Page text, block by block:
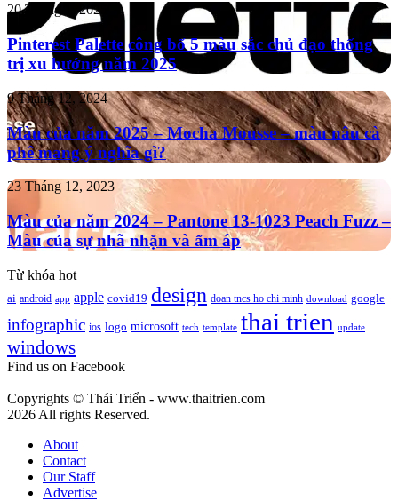
bộ
nhận
diện
thương
mới
Pinterest
Palette
công
bố
5
màu
sắc
chủ
đạo
thống
xu
năm
2025
20 Tháng 1, 2025
Pinterest Palette công bố 5 màu sắc chủ đạo thống
trị xu hướng năm 2025
Màu
của
năm
2025
–
Mocha
Mousse
màu
nâu
phê
ý
nghĩa
gì?
9 Tháng 12, 2024
Màu của năm 2025 – Mocha Mousse – màu nâu cà
phê mang ý nghĩa gì?
Màu
năm
2024
–
13-
1023
Fuzz
–
Màu
sự
nhã
23 Tháng 12, 2023
Màu của năm 2024 – Pantone 13-1023 Peach Fuzz –
Màu của sự nhã nhặn và ấm áp
Từ khóa hot
ai android app apple covid19 design doan tncs ho chi minh download google
infographic ios logo microsoft tech template thai trien update
windows
Find us on Facebook
Copyrights © Thái Triển - www.thaitrien.com
2026 All rights Reserved.
About
Contact
Our Staff
Advertise